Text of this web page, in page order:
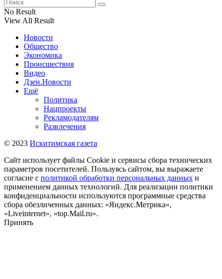
No Result
View All Result
Новости
Общество
Экономика
Происшествия
Видео
Дзен.Новости
Ещё
Политика
Нацпроекты
Рекламодателям
Развлечения
© 2023 Искитимская газета
Сайт использует файлы Cookie и сервисы сбора технических
параметров посетителей. Пользуясь сайтом, вы выражаете
согласие с политикой обработки персональных данных и
применением данных технологий. Для реализации политики
конфиденциальности используются программные средства
сбора обезличенных данных: «Яндекс.Метрика»,
«Liveinternet», «top.Mail.ru».
Принять